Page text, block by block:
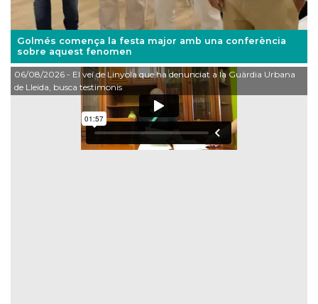
Golmés comença la festa major amb una conferència
sobre aquest fenomen
06/08/2026- El veí de Linyola que ha denunciat a la Guàrdia Urbana
de Lleida, busca testimonis